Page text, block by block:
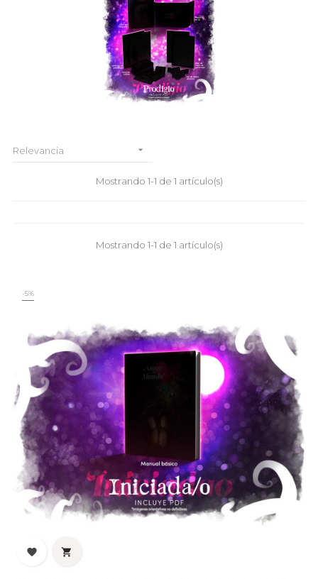
Relevancia 
Mostrando 1-1 de 1 artículo(s)
Mostrando 1-1 de 1 artículo(s)
-5%
 